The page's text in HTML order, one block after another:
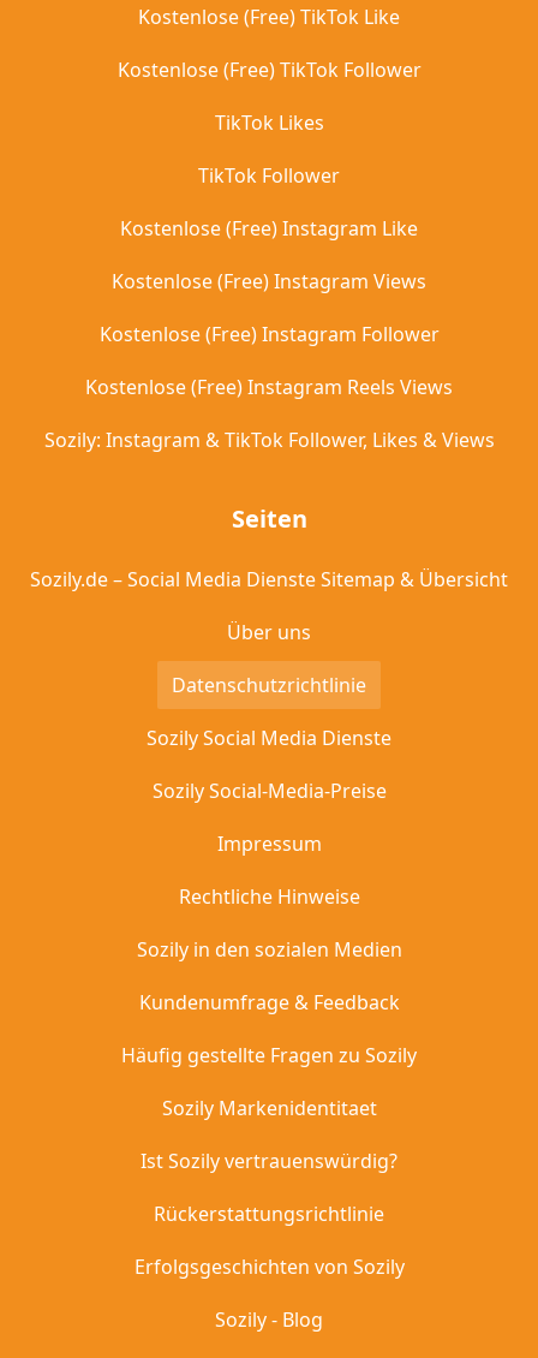
Kostenlose (Free) TikTok Like
Kostenlose (Free) TikTok Follower
TikTok Likes
TikTok Follower
Kostenlose (Free) Instagram Like
Kostenlose (Free) Instagram Views
Kostenlose (Free) Instagram Follower
Kostenlose (Free) Instagram Reels Views
Sozily: Instagram & TikTok Follower, Likes & Views
Seiten
Sozily.de – Social Media Dienste Sitemap & Übersicht
Über uns
Datenschutzrichtlinie
Sozily Social Media Dienste
Sozily Social-Media-Preise
Impressum
Rechtliche Hinweise
Sozily in den sozialen Medien
Kundenumfrage & Feedback
Häufig gestellte Fragen zu Sozily
Sozily Markenidentitaet
Ist Sozily vertrauenswürdig?
Rückerstattungsrichtlinie
Erfolgsgeschichten von Sozily
Sozily - Blog